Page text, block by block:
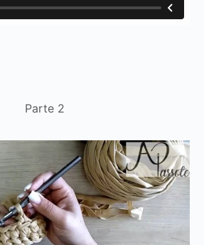
Parte 2